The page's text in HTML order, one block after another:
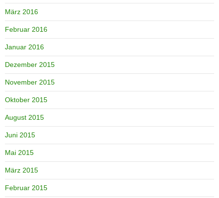
März 2016
Februar 2016
Januar 2016
Dezember 2015
November 2015
Oktober 2015
August 2015
Juni 2015
Mai 2015
März 2015
Februar 2015